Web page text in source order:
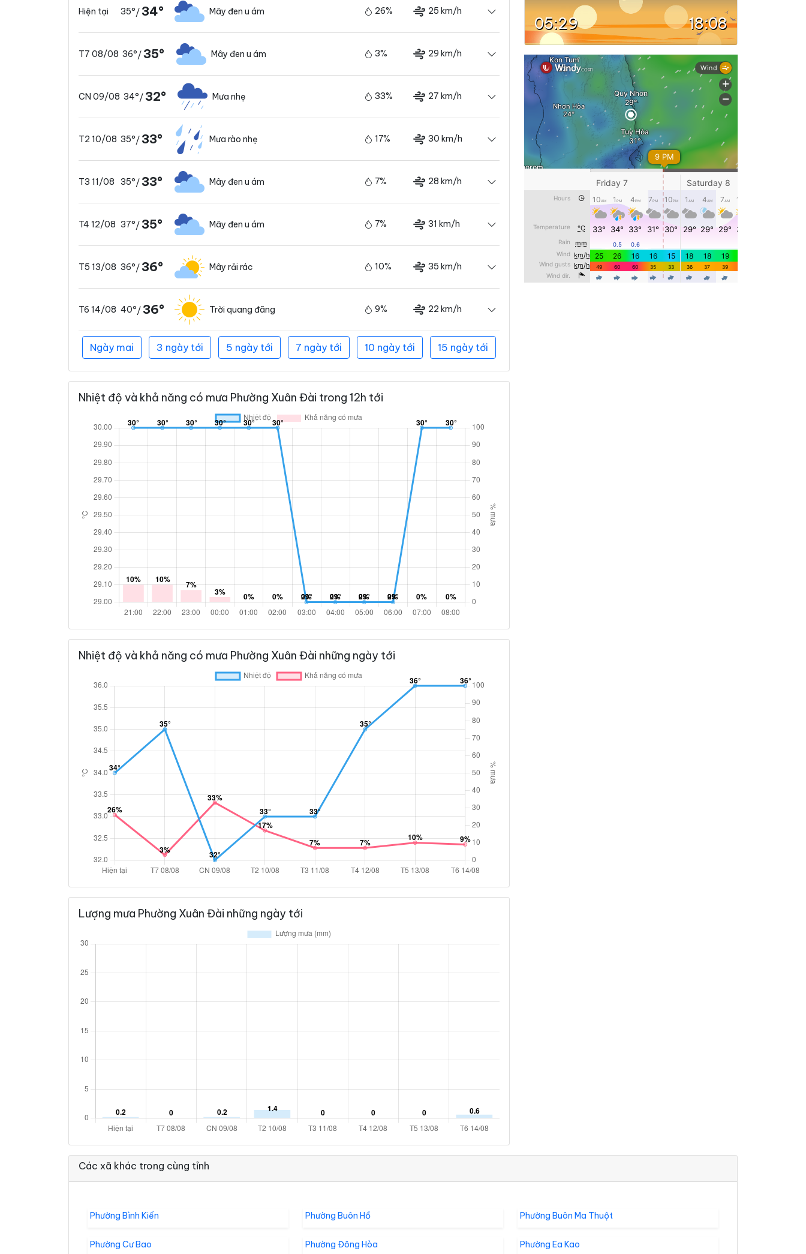
Hiện tại 35°/34° Mây đen u ám 26% 25 km/h
T7 08/08 36°/35° Mây đen u ám 3% 29 km/h
CN 09/08 34°/32° Mưa nhẹ 33% 27 km/h
T2 10/08 35°/33° Mưa rào nhẹ 17% 30 km/h
T3 11/08 35°/33° Mây đen u ám 7% 28 km/h
T4 12/08 37°/35° Mây đen u ám 7% 31 km/h
T5 13/08 36°/36° Mây rải rác 10% 35 km/h
T6 14/08 40°/36° Trời quang đãng 9% 22 km/h
Ngày mai 3 ngày tới 5 ngày tới 7 ngày tới 10 ngày tới 15 ngày tới
Nhiệt độ và khả năng có mưa Phường Xuân Đài trong 12h tới
Nhiệt độ và khả năng có mưa Phường Xuân Đài những ngày tới
Lượng mưa Phường Xuân Đài những ngày tới
05:29 18:08
Các xã khác trong cùng tỉnh
Phường Bình Kiến Phường Buôn Hồ Phường Buôn Ma Thuột
Phường Cư Bao Phường Đông Hòa Phường Ea Kao